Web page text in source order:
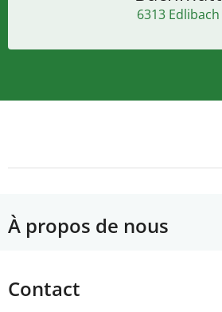
6313 Edlibach
À propos de nous
Contact